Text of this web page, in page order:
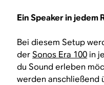
Ein Speaker in jedem
Bei diesem Setup
derSonos Era 100in
du Sound erleben
werden anschließend